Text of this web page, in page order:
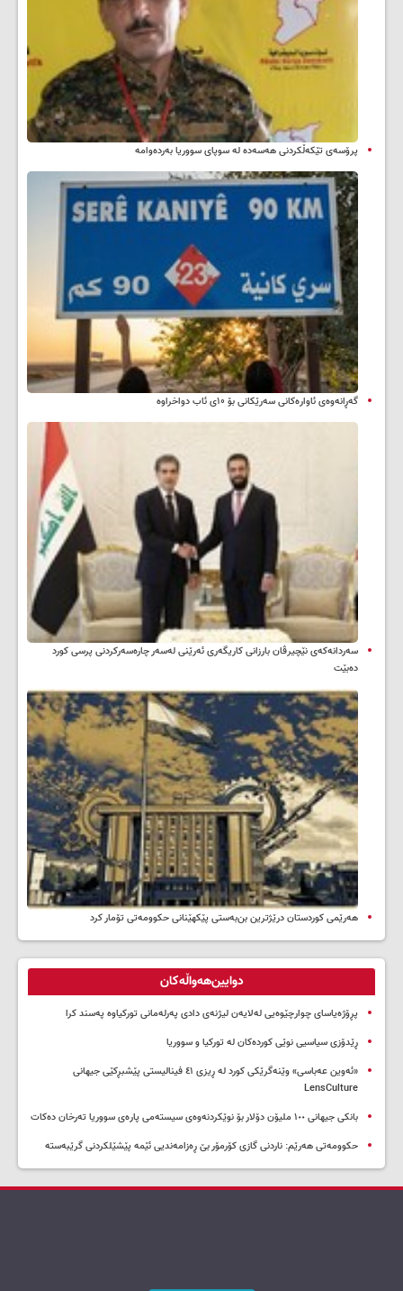
پرۆسەی تێکەڵکردنی هەسەدە لە سوپای سووریا بەردەوامە
گەڕانەوەی ئاوارەکانی سەرێکانی بۆ ۱۰ی ئاب دواخراوە
سه‌ردانه‌کەی نێچیرڤان بارزانی كاریگه‌ری ئه‌رێنی له‌سه‌ر چاره‌سه‌ركردنی پرسی كورد
ده‌بێت
هەرێمی کوردستان درێژترین بن‌بەستی پێکهێنانی حکوومەتی تۆمار کرد
دوایین‌هەواڵەکان
پڕۆژەیاسای چوارچێوەیی لەلایەن لیژنەی دادی پەرلەمانی تورکیاوە پەسند کرا
ڕێدۆزی سیاسیی نوێی کوردەکان لە تورکیا و سووریا
«ئەوین عەباسی» وێنەگرێکی کورد لە ڕیزی ٤١ فینالیستی پێشبڕکێی جیهانی
LensCulture
بانکی جیهانی ١٠٠ ملیۆن دۆلار بۆ نوێکردنەوەی سیستەمی پارەی سووریا تەرخان دەکات
حکوومەتی هەرێم: ناردنی گازی کۆرمۆر بێ ڕەزامەندیی ئێمە پێشێلکردنی گرێبەستە